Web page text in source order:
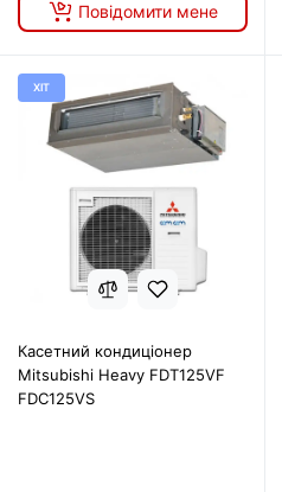
Повідомити мене
ХІТ
Касетний кондиціонер
Mitsubishi Heavy FDT125VF
FDC125VS